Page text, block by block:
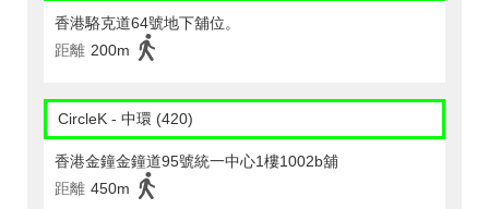
香港駱克道64號地下舖位。
距離 200m
CircleK - 中環 (420)
香港金鐘金鐘道95號統一中心1樓1002b舖
距離 450m